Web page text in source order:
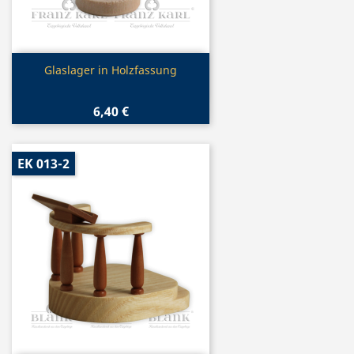
Vorschau
Glaslager in Holzfassung
6,40 €
EK 013-2